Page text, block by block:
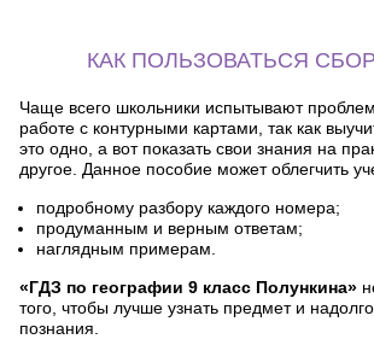
КАК ПОЛЬЗОВАТЬСЯ
Чаще всего школьники испытывают
работе с контурными картами, так как
это одно, а вот показать свои знания на
другое. Данное пособие может облегчить
подробному разбору каждого номера;
продуманным и верным ответам;
наглядным примерам.
«ГДЗ по географии 9 класс Полункина»
того, чтобы лучше узнать предмет и
познания.